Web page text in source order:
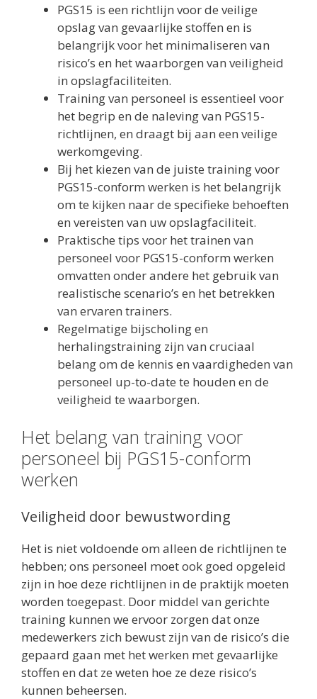
PGS15 is een richtlijn voor de veilige
opslag van gevaarlijke stoffen en is
belangrijk voor het minimaliseren van
risico’s en het waarborgen van veiligheid
in opslagfaciliteiten.
Training van personeel is essentieel voor
het begrip en de naleving van PGS15-
richtlijnen, en draagt bij aan een veilige
werkomgeving.
Bij het kiezen van de juiste training voor
PGS15-conform werken is het belangrijk
om te kijken naar de specifieke behoeften
en vereisten van uw opslagfaciliteit.
Praktische tips voor het trainen van
personeel voor PGS15-conform werken
omvatten onder andere het gebruik van
realistische scenario’s en het betrekken
van ervaren trainers.
Regelmatige bijscholing en
herhalingstraining zijn van cruciaal
belang om de kennis en vaardigheden van
personeel up-to-date te houden en de
veiligheid te waarborgen.
Het belang van training voor
personeel bij PGS15-conform
werken
Veiligheid door bewustwording
Het is niet voldoende om alleen de richtlijnen te
hebben; ons personeel moet ook goed opgeleid
zijn in hoe deze richtlijnen in de praktijk moeten
worden toegepast. Door middel van gerichte
training kunnen we ervoor zorgen dat onze
medewerkers zich bewust zijn van de risico’s die
gepaard gaan met het werken met gevaarlijke
stoffen en dat ze weten hoe ze deze risico’s
kunnen beheersen.